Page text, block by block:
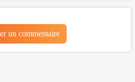
un commentaire